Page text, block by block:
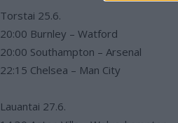
Torstai 25.6.
20:00 Burnley – Watford
20:00 Southampton – Arsenal
22:15 Chelsea – Man City
Lauantai 27.6.